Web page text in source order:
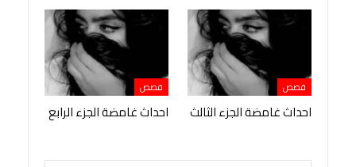
قصص
احداث غامضة الجزء الثالث
قصص
احداث غامضة الجزء الرابع